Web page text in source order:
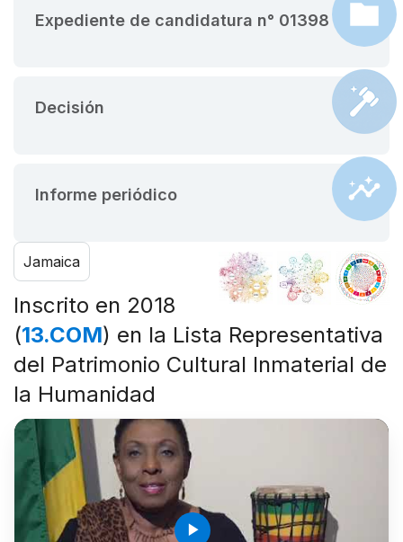
Expediente de candidatura n° 01398
Decisión
Informe periódico
Jamaica
Inscrito en 2018
(13.COM) en la Lista Representativa
del Patrimonio Cultural Inmaterial de
la Humanidad
play_arrow